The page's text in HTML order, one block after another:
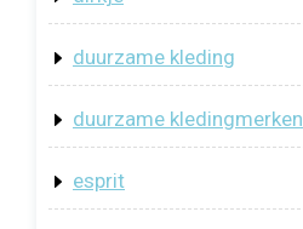
duurzame kleding
duurzame kledingmerken
esprit